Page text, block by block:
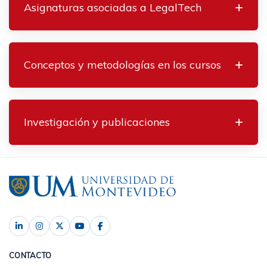
Asignaturas asociadas a LegalTech
Conceptos y metodologías en los cursos
Investigación y publicaciones
CONTACTO